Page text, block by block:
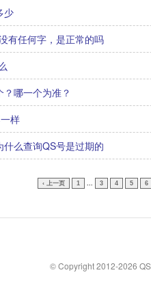
少
有任何字，是正常的吗
哪一个为准？
样
么查询QS号是过期的
‹ 上一页 1 ... 3 4 5 6
© Copyright 2012-2026